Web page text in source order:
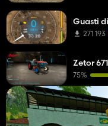
Guasti
271 193
Zetor
75%